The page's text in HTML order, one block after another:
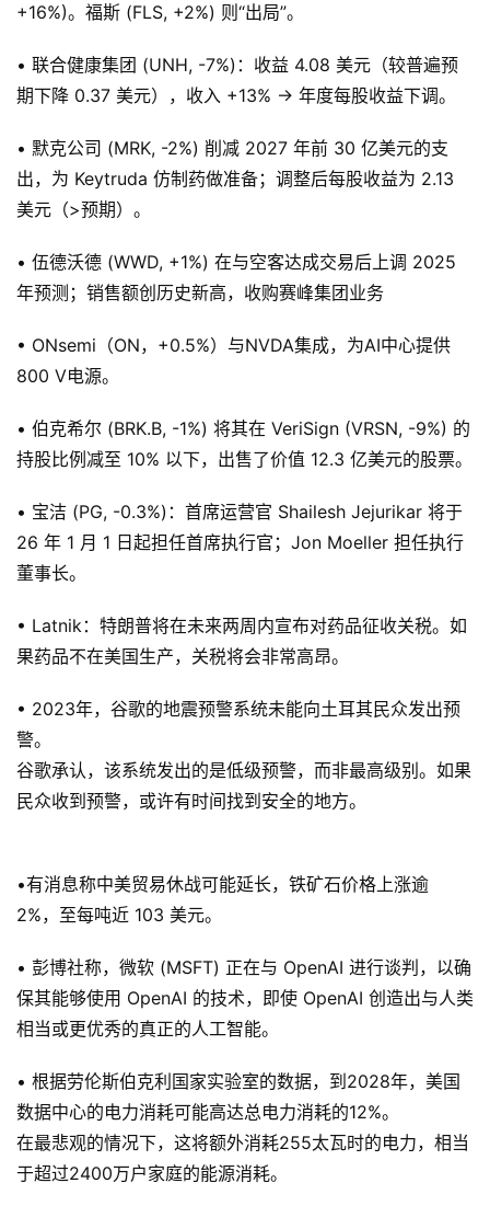
+16%)。福斯 (FLS, +2%) 则“出局”。
• 联合健康集团 (UNH, -7%)：收益 4.08 美元（较普遍预
期下降 0.37 美元），收入 +13% → 年度每股收益下调。
• 默克公司 (MRK, -2%) 削减 2027 年前 30 亿美元的支
出，为 Keytruda 仿制药做准备；调整后每股收益为 2.13
美元（>预期）。
• 伍德沃德 (WWD, +1%) 在与空客达成交易后上调 2025
年预测；销售额创历史新高，收购赛峰集团业务
• ONsemi（ON，+0.5%）与NVDA集成，为AI中心提供
800 V电源。
• 伯克希尔 (BRK.B, -1%) 将其在 VeriSign (VRSN, -9%) 的
持股比例减至 10% 以下，出售了价值 12.3 亿美元的股票。
• 宝洁 (PG, -0.3%)：首席运营官 Shailesh Jejurikar 将于
26 年 1 月 1 日起担任首席执行官；Jon Moeller 担任执行
董事长。
• Latnik：特朗普将在未来两周内宣布对药品征收关税。如
果药品不在美国生产，关税将会非常高昂。
• 2023年，谷歌的地震预警系统未能向土耳其民众发出预
警。
谷歌承认，该系统发出的是低级预警，而非最高级别。如果
民众收到预警，或许有时间找到安全的地方。
•有消息称中美贸易休战可能延长，铁矿石价格上涨逾
2%，至每吨近 103 美元。
• 彭博社称，微软 (MSFT) 正在与 OpenAI 进行谈判，以确
保其能够使用 OpenAI 的技术，即使 OpenAI 创造出与人类
相当或更优秀的真正的人工智能。
• 根据劳伦斯伯克利国家实验室的数据，到2028年，美国
数据中心的电力消耗可能高达总电力消耗的12%。
在最悲观的情况下，这将额外消耗255太瓦时的电力，相当
于超过2400万户家庭的能源消耗。